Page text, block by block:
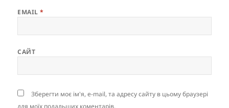
EMAIL*
САЙТ
Зберегти моє ім'я, e-mail, та адресу сайту в цьому браузері
для моїх подальших коментарів.